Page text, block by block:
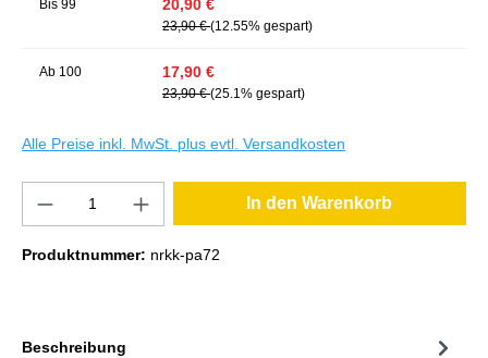
Bis 99 20,90 €
23,90 €(12.55% gespart)
Ab 100 17,90 €
23,90 €(25.1% gespart)
Alle Preise inkl. MwSt. plus evtl. Versandkosten
In den Warenkorb
Produktnummer: nrkk-pa72
Beschreibung